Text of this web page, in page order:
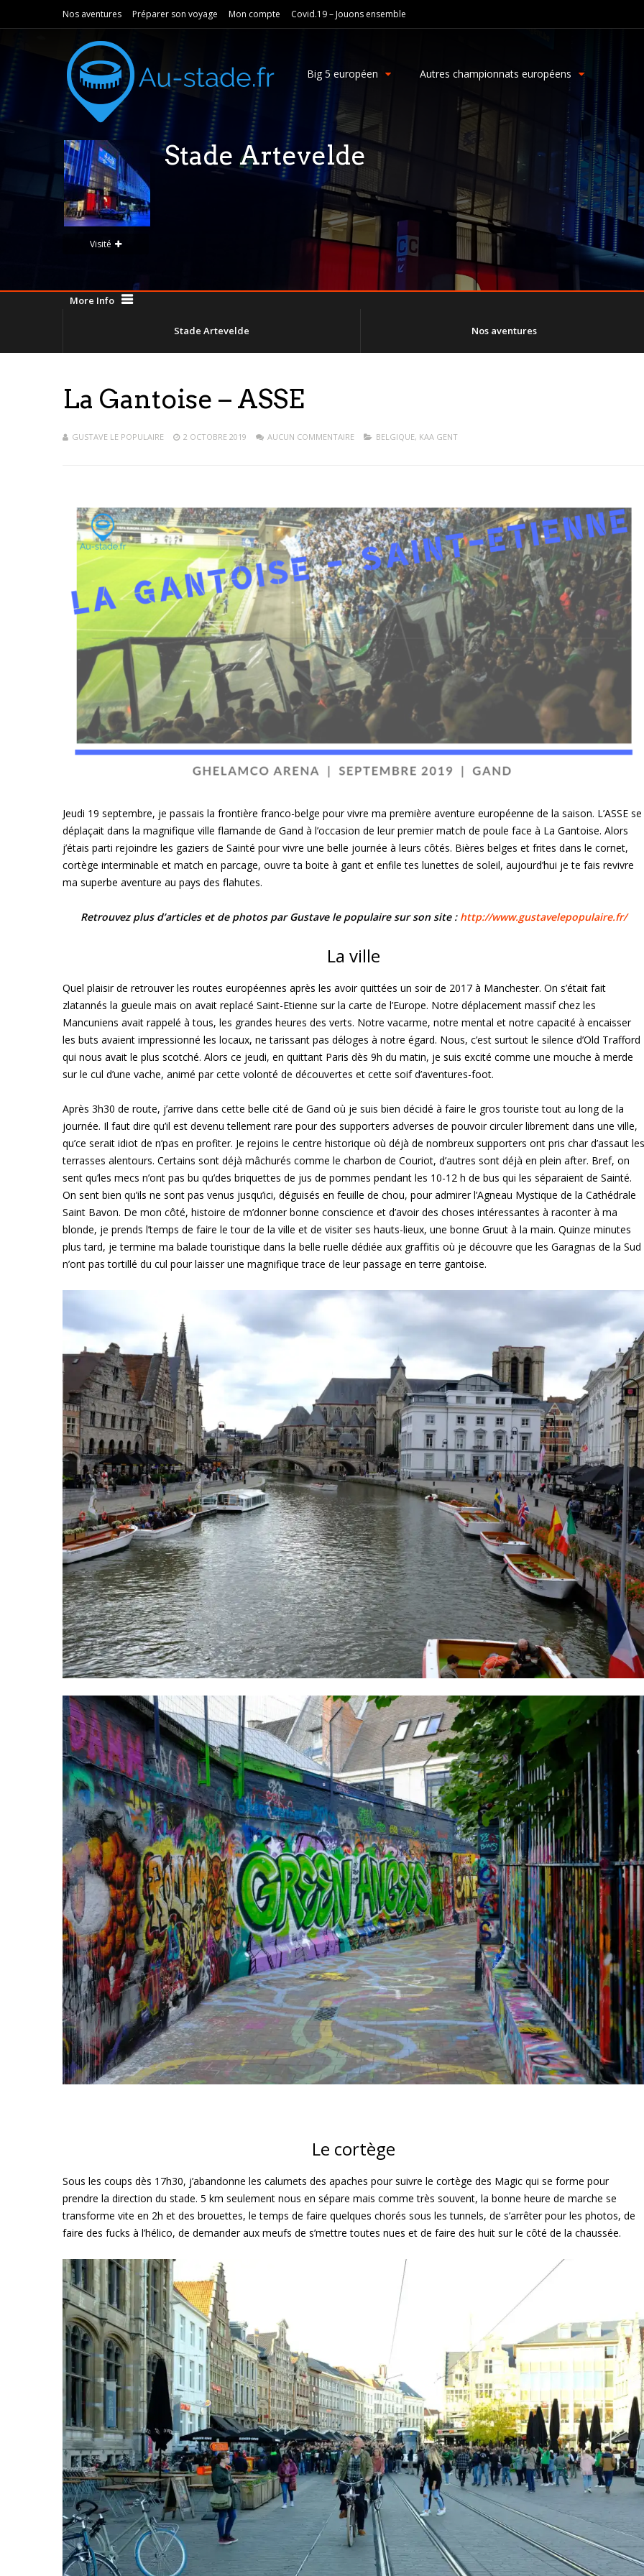
Nos aventures Préparer son voyage Mon compte Covid.19 – Jouons ensemble
Big 5 européen Autres championnats européens
Visité
Stade Artevelde
More Info
Stade Artevelde Nos aventures
La Gantoise – ASSE
GUSTAVE LE POPULAIRE 2 OCTOBRE 2019 AUCUN COMMENTAIRE BELGIQUE, KAA GENT
Jeudi 19 septembre, je passais la frontière franco-belge pour vivre ma première aventure européenne de la saison. L’ASSE se
déplaçait dans la magnifique ville flamande de Gand à l’occasion de leur premier match de poule face à La Gantoise. Alors
j’étais parti rejoindre les gaziers de Sainté pour vivre une belle journée à leurs côtés. Bières belges et frites dans le cornet,
cortège interminable et match en parcage, ouvre ta boite à gant et enfile tes lunettes de soleil, aujourd’hui je te fais revivre
ma superbe aventure au pays des flahutes.
Retrouvez plus d’articles et de photos par Gustave le populaire sur son site : http://www.gustavelepopulaire.fr/
La ville
Quel plaisir de retrouver les routes européennes après les avoir quittées un soir de 2017 à Manchester. On s’était fait
zlatannés la gueule mais on avait replacé Saint-Etienne sur la carte de l’Europe. Notre déplacement massif chez les
Mancuniens avait rappelé à tous, les grandes heures des verts. Notre vacarme, notre mental et notre capacité à encaisser
les buts avaient impressionné les locaux, ne tarissant pas déloges à notre égard. Nous, c’est surtout le silence d’Old Trafford
qui nous avait le plus scotché. Alors ce jeudi, en quittant Paris dès 9h du matin, je suis excité comme une mouche à merde
sur le cul d’une vache, animé par cette volonté de découvertes et cette soif d’aventures-foot.
Après 3h30 de route, j’arrive dans cette belle cité de Gand où je suis bien décidé à faire le gros touriste tout au long de la
journée. Il faut dire qu’il est devenu tellement rare pour des supporters adverses de pouvoir circuler librement dans une ville,
qu’ce serait idiot de n’pas en profiter. Je rejoins le centre historique où déjà de nombreux supporters ont pris char d’assaut les
terrasses alentours. Certains sont déjà mâchurés comme le charbon de Couriot, d’autres sont déjà en plein after. Bref, on
sent qu’les mecs n’ont pas bu qu’des briquettes de jus de pommes pendant les 10-12 h de bus qui les séparaient de Sainté.
On sent bien qu’ils ne sont pas venus jusqu’ici, déguisés en feuille de chou, pour admirer l’Agneau Mystique de la Cathédrale
Saint Bavon. De mon côté, histoire de m’donner bonne conscience et d’avoir des choses intéressantes à raconter à ma
blonde, je prends l’temps de faire le tour de la ville et de visiter ses hauts-lieux, une bonne Gruut à la main. Quinze minutes
plus tard, je termine ma balade touristique dans la belle ruelle dédiée aux graffitis où je découvre que les Garagnas de la Sud
n’ont pas tortillé du cul pour laisser une magnifique trace de leur passage en terre gantoise.
Le cortège
Sous les coups dès 17h30, j’abandonne les calumets des apaches pour suivre le cortège des Magic qui se forme pour
prendre la direction du stade. 5 km seulement nous en sépare mais comme très souvent, la bonne heure de marche se
transforme vite en 2h et des brouettes, le temps de faire quelques chorés sous les tunnels, de s’arrêter pour les photos, de
faire des fucks à l’hélico, de demander aux meufs de s’mettre toutes nues et de faire des huit sur le côté de la chaussée.